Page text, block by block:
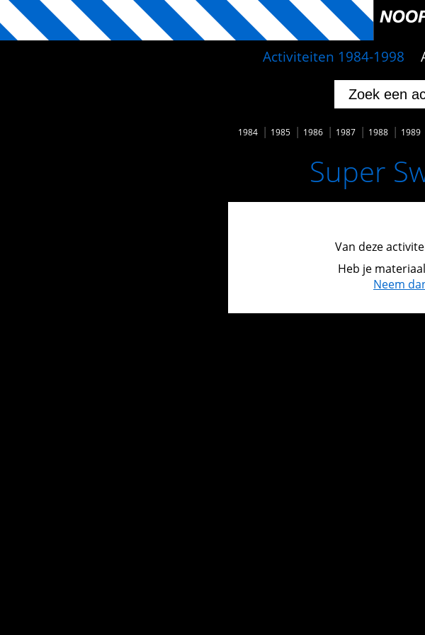
Activiteiten 1984-1998
1984 1985 1986 1987 1988 1989
Super
Van deze
Heb je
Neem